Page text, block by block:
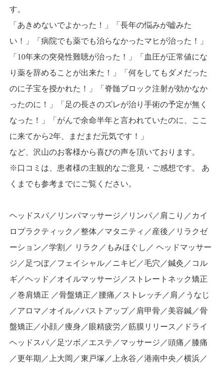
す。
「あきめないでよかった！」「長年の悩みが嘘みた
い！」「病院でも薬でも治らなかったマヒが治った！」
「10年来の突発性難聴が治った！」「血圧が正常値にな
り薬を辞めることが出来た！」「何をしてもダメだった
のに子宝を授かれた！」「脊髄ブロック注射が効かなか
ったのに！」「足の長さのズレが治り手術の予定が無く
なった！」「がんで余命半年と言われていたのに、ここ
に来てから2年、まだまだ元気です！」
など、沢山のお客様から喜びの声を頂いております。
※口コミは、患者様の主観的なご意見・ご感想です。 あ
くまでも参考までにご覧ください。
ヘッドスパ／リンパマッサージ／リンパ／肩こり／カイ
ロプラクティック／整体／マタニティ／産後／リラクゼ
ーション／学割／ リラク／もみほぐし／ ヘッドマッサー
ジ／足つぼ／フェイシャル／ニキビ／毛穴／鍼灸／コル
ギ／ヘッド／オイルマッサージ／ストレートネック矯正
／巻肩矯正 ／骨盤矯正／腰痛／ストレッチ／肩／うなじ
／アロマ／オイル／バストアップ／肩甲骨／美容鍼／骨
盤矯正／小顔／痩身／眼精疲労／筋膜リリース／ドライ
ヘッドスパ／足ツボ／エステ／マッサージ／頭痛／膝痛
／更年期／上大岡／東戸塚／上永谷／港南中央／横浜／